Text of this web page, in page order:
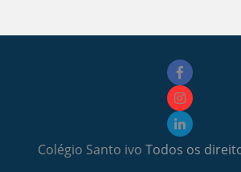
Colégio Santo ivo Todos os